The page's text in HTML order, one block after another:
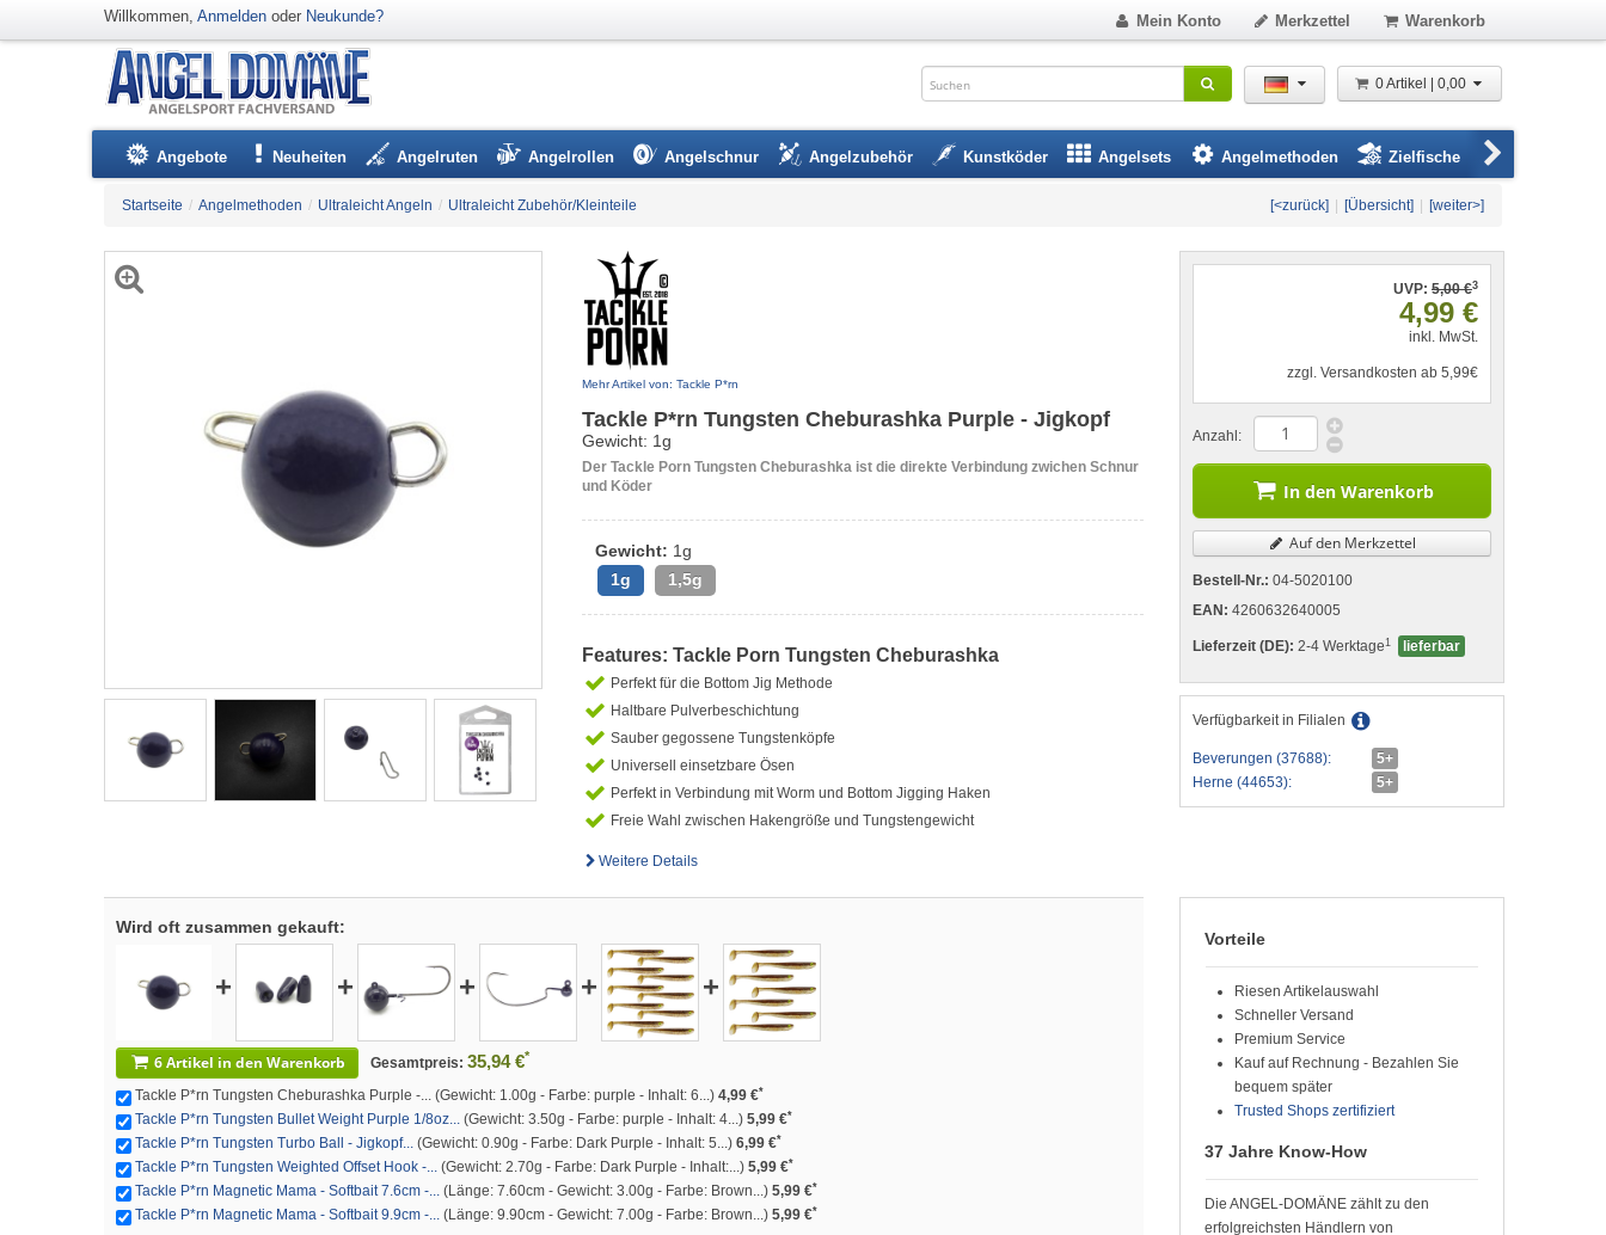
Willkommen, Anmelden oder Neukunde? Mein Konto Merkzettel Warenkorb
0 Artikel | 0,00
Angebote Neuheiten Angelruten Angelrollen Angelschnur Angelzubehör Kunstköder Angelsets Angelmethoden Zielfische
Startseite / Angelmethoden / Ultraleicht Angeln / Ultraleicht Zubehör/Kleinteile [<zurück] [Übersicht] [weiter>]
Mehr Artikel von: Tackle P*rn
Tackle P*rn Tungsten Cheburashka Purple - Jigkopf
Gewicht: 1g
Der Tackle Porn Tungsten Cheburashka ist die direkte Verbindung zwichen Schnur
und Köder
Gewicht: 1g
1g 1,5g
Features: Tackle Porn Tungsten Cheburashka
Perfekt für die Bottom Jig Methode
Haltbare Pulverbeschichtung
Sauber gegossene Tungstenköpfe
Universell einsetzbare Ösen
Perfekt in Verbindung mit Worm und Bottom Jigging Haken
Freie Wahl zwischen Hakengröße und Tungstengewicht
Weitere Details
UVP: 5,00 €3
4,99 €
inkl. MwSt.
zzgl. Versandkosten ab 5,99€
Anzahl:
In den Warenkorb
Auf den Merkzettel
Bestell-Nr.: 04-5020100
EAN: 4260632640005
Lieferzeit (DE): 2-4 Werktage 1 lieferbar
Verfügbarkeit in Filialen
Beverungen (37688):
5+
Herne (44653):
5+
Wird oft zusammen gekauft:
+ + + + +
6 Artikel in den Warenkorb Gesamtpreis: 35,94 €*
Tackle P*rn Tungsten Cheburashka Purple -... (Gewicht: 1.00g - Farbe: purple - Inhalt: 6...) 4,99 €*
Tackle P*rn Tungsten Bullet Weight Purple 1/8oz... (Gewicht: 3.50g - Farbe: purple - Inhalt: 4...) 5,99 €*
Tackle P*rn Tungsten Turbo Ball - Jigkopf... (Gewicht: 0.90g - Farbe: Dark Purple - Inhalt: 5...) 6,99 €*
Tackle P*rn Tungsten Weighted Offset Hook -... (Gewicht: 2.70g - Farbe: Dark Purple - Inhalt:...) 5,99 €*
Tackle P*rn Magnetic Mama - Softbait 7.6cm -... (Länge: 7.60cm - Gewicht: 3.00g - Farbe: Brown...) 5,99 €*
Tackle P*rn Magnetic Mama - Softbait 9.9cm -... (Länge: 9.90cm - Gewicht: 7.00g - Farbe: Brown...) 5,99 €*
Vorteile
Riesen Artikelauswahl
Schneller Versand
Premium Service
Kauf auf Rechnung - Bezahlen Sie
bequem später
Trusted Shops zertifiziert
37 Jahre Know-How
Die ANGEL-DOMÄNE zählt zu den
erfolgreichsten Händlern von